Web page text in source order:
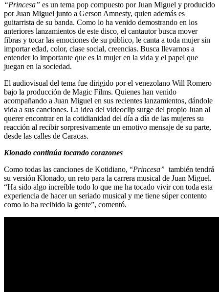
“Princesa” es un tema pop compuesto por Juan Miguel y producido
por Juan Miguel junto a Gerson Amnesty, quien además es
guitarrista de su banda. Como lo ha venido demostrando en los
anteriores lanzamientos de este disco, el cantautor busca mover
fibras y tocar las emociones de su público, le canta a toda mujer sin
importar edad, color, clase social, creencias. Busca llevarnos a
entender lo importante que es la mujer en la vida y el papel que
juegan en la sociedad.
El audiovisual del tema fue dirigido por el venezolano Will Romero
bajo la producción de Magic Films. Quienes han venido
acompañando a Juan Miguel en sus recientes lanzamientos, dándole
vida a sus canciones. La idea del videoclip surge del propio Juan al
querer encontrar en la cotidianidad del día a día de las mujeres su
reacción al recibir sorpresivamente un emotivo mensaje de su parte,
desde las calles de Caracas.
Klonado continúa tocando corazones
Como todas las canciones de Kotidiano, “Princesa” también tendrá
su versión Klonado, un reto para la carrera musical de Juan Miguel.
“Ha sido algo increíble todo lo que me ha tocado vivir con toda esta
experiencia de hacer un seriado musical y me tiene súper contento
como lo ha recibido la gente”, comentó.